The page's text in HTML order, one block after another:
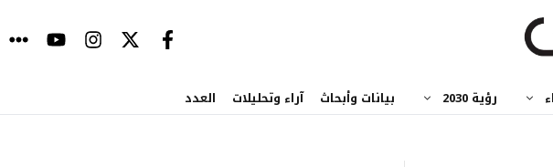
رؤية 2030 بيانات وأبحاث آراء وتحليلات العدد